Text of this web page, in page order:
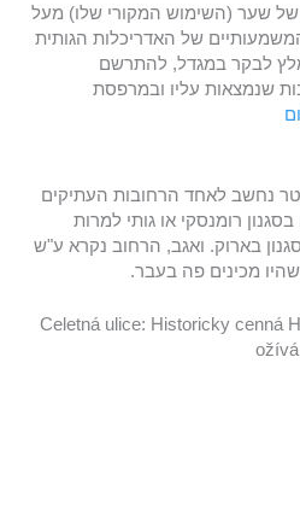
בצורה של שער (השימוש המקורי שלו) מעל
של האדריכלות הגותית
לבקר במגדל, להתרשם
שנמצאות עליו ובמרפסת
זה שמשתרע על 400 מטר נחשב לאחד הרחובות העתיקים
רומנסקי או גותי למרות
בארוק. ואגב, הרחוב נקרא ע"ש